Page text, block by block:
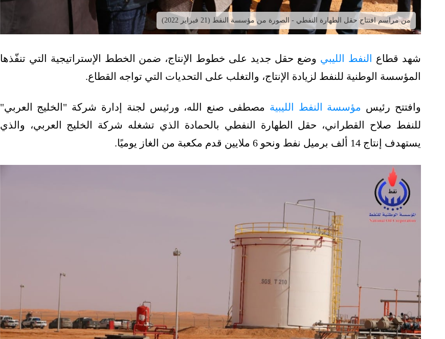
من مراسم افتتاح حقل الطهارة النفطي - الصورة من مؤسسة النفط (21 فبراير 2022)
شهد قطاع النفط الليبي وضع حقل جديد على خطوط الإنتاج، ضمن الخطط الإستراتيجية التي تنفّذها
المؤسسة الوطنية للنفط لزيادة الإنتاج، والتغلب على التحديات التي تواجه القطاع.
وافتتح رئيس مؤسسة النفط الليبية مصطفى صنع الله، ورئيس لجنة إدارة شركة "الخليج العربي"
للنفط صلاح القطراني، حقل الطهارة النفطي بالحمادة الذي تشغله شركة الخليج العربي، والذي
يستهدف إنتاج 14 ألف برميل نفط ونحو 6 ملايين قدم مكعبة من الغاز يوميًا.